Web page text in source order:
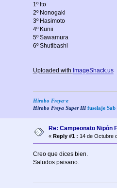
1º Ito
2º Nonogaki
3º Hasimoto
4º Kunii
5º Sawamura
6º Shutibashi
Uploaded with ImageShack.us
Hirobo Freya-e
Hirobo Freya Super III fuselaje
Re: Campeonato Nipón
« Reply #1 : 14 de Octubre
Creo que dices bien.
Saludos paisano.